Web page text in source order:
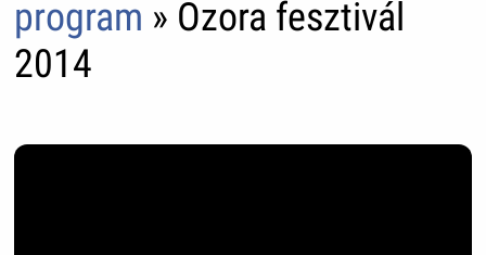
program » Ozora fesztivál
2014